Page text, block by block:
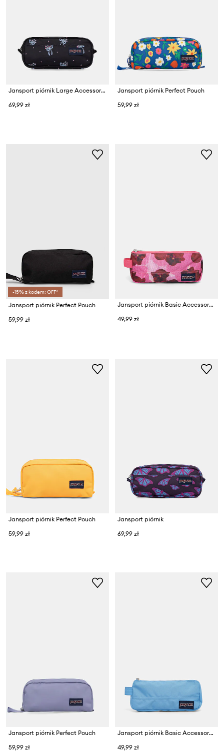
Jansport piórnik Large Accessory Pouch
69,99 zł
Jansport piórnik Perfect Pouch
59,99 zł
-15% z kodem: OFF*
Jansport piórnik Perfect Pouch
59,99 zł
Jansport piórnik Basic Accessory Pouch
49,99 zł
Jansport piórnik Perfect Pouch
59,99 zł
Jansport piórnik
69,99 zł
Jansport piórnik Perfect Pouch
59,99 zł
Jansport piórnik Basic Accessory Pouch
49,99 zł